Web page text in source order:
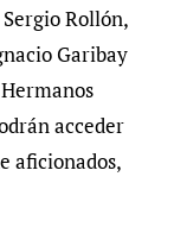
Rollón,
Garibay
acceder
aficionados,